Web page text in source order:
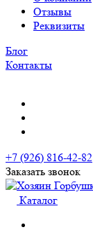
Отзывы
Реквизиты
Блог
Контакты
+7 (926) 816-42-82
Заказать звонок
Каталог